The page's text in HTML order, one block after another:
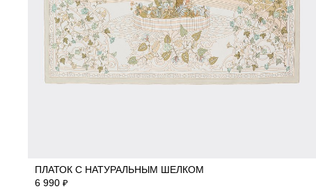
ПЛАТОК С НАТУРАЛЬНЫМ ШЕЛКОМ
6 990 ₽